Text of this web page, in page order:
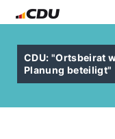
CDU: "Ortsbeirat
Planung beteiligt"